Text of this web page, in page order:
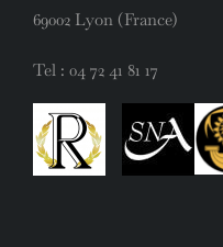
69002 Lyon (France)
Tel : 04 72 41 81 17